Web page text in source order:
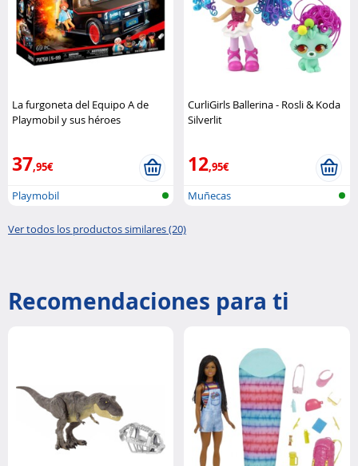
La furgoneta del Equipo A de
Playmobil y sus héroes
37,95€
Playmobil
CurliGirls Ballerina - Rosli & Koda
Silverlit
12,95€
Muñecas
Ver todos los productos similares (20)
Recomendaciones para ti